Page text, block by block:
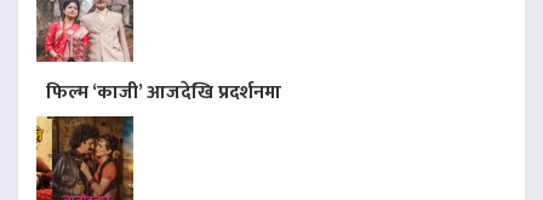
फिल्म ‘काजी’ आजदेखि प्रदर्शनमा